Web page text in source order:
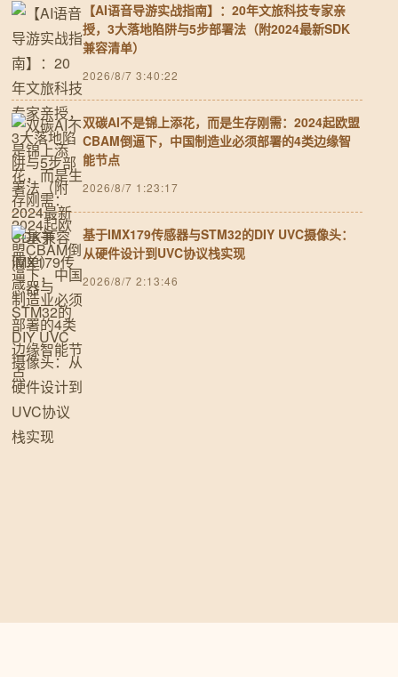
【AI语音导游实战指南】：20年文旅科技专家亲
授，3大落地陷阱与5步部署法（附2024最新SDK
兼容清单）
2026/8/7 3:40:22
双碳AI不是锦上添花，而是生存刚需：2024起欧盟
CBAM倒逼下，中国制造业必须部署的4类边缘智
能节点
2026/8/7 1:23:17
基于IMX179传感器与STM32的DIY UVC摄像头：
从硬件设计到UVC协议栈实现
2026/8/7 2:13:46